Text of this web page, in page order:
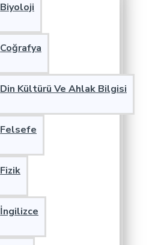
Biyoloji
Coğrafya
Din Kültürü Ve Ahlak Bilgisi
Felsefe
Fizik
İngilizce